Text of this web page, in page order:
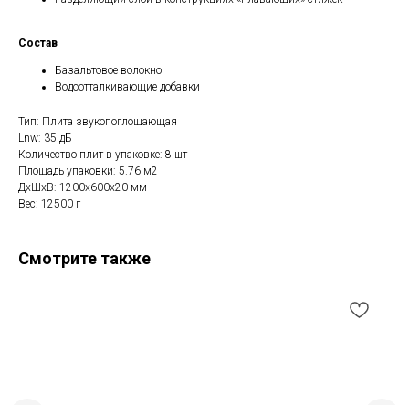
Состав
Базальтовое волокно
Водоотталкивающие добавки
Тип: Плита звукопоглощающая
Lnw: 35 дБ
Количество плит в упаковке: 8 шт
Площадь упаковки: 5.76 м2
ДxШxВ: 1200x600x20 мм
Вес: 12500 г
Смотрите также